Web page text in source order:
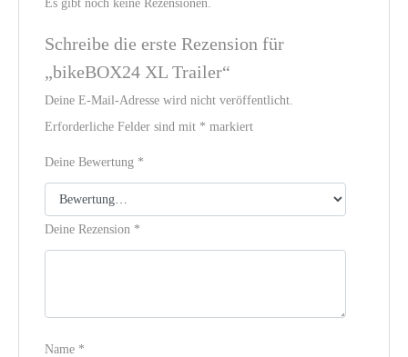
Es gibt noch keine Rezensionen.
Schreibe die erste Rezension für
„bikeBOX24 XL Trailer“
Deine E-Mail-Adresse wird nicht veröffentlicht.
Erforderliche Felder sind mit * markiert
Deine Bewertung *
Deine Rezension *
Name *